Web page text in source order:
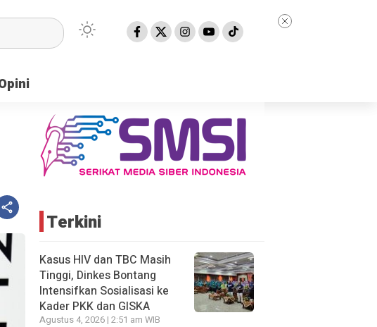
Terkini
Kasus HIV dan TBC Masih
Tinggi, Dinkes Bontang
Intensifkan Sosialisasi ke
Kader PKK dan GISKA
Agustus 4, 2026 | 2:51 am WIB